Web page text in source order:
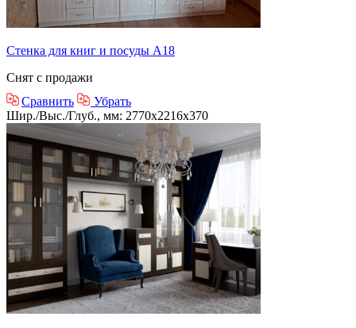
Стенка для книг и посуды А18
Снят с продажи
Сравнить
Убрать
Шир./Выс./Глуб., мм: 2770x2216x370